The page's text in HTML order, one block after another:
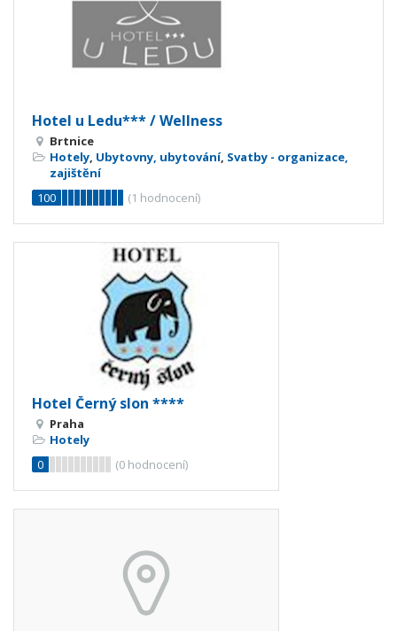
Hotel u Ledu*** / Wellness
Brtnice
Hotely, Ubytovny, ubytování, Svatby - organizace,
zajištění
100
(1 hodnocení)
Hotel Černý slon ****
Praha
Hotely
0
(0 hodnocení)